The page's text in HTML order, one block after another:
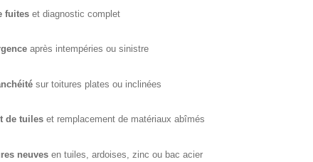
fuiteset diagnostic complet
après intempéries ou sinistre
sur toitures plates ou inclinées
de tuileset remplacement de matériaux abîmés
neuvesen tuiles, ardoises, zinc ou bac acier